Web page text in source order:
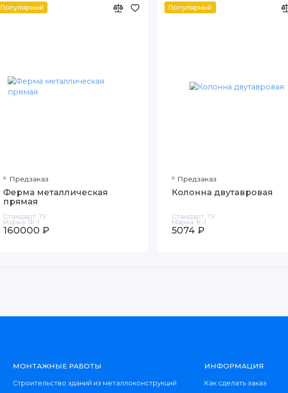
Популярный
Предзаказ
Ферма металлическая
прямая
Марка: Ф-1
Стандарт: ТУ
160000 ₽
Популярный
Предзаказ
Колонна двутавровая
Марка: К-1
Стандарт: ТУ
5074 ₽
МОНТАЖНЫЕ РАБОТЫ
Строительство зданий из металлоконструкций
ИНФОРМАЦИЯ
Как сделать заказ